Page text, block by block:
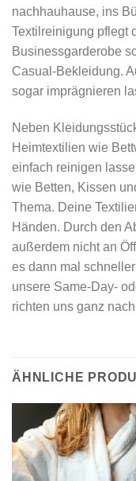
nachhauhause, ins
Textilreinigung pflegt
Businessgarderobe
Casual-Bekleidung.
sogar imprägnieren
Neben
Heimtextilien wie
einfach reinigen
wie Betten, Kissen
Thema. Deine
Händen. Durch den
außerdem nicht an
es dann mal
unsere Same-Day-
richten uns ganz
ÄHNLICHE